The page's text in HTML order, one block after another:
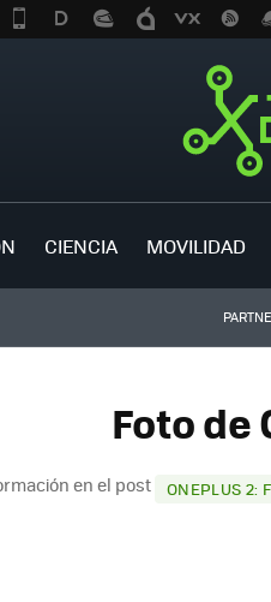
CIENCIA MOVILIDAD
Foto de
en el post ONEPLUS 2: